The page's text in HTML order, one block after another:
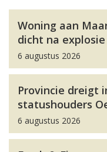
Woning aan
dicht na explosie
6 augustus 2026
Provincie dreigt
statushouders
6 augustus 2026